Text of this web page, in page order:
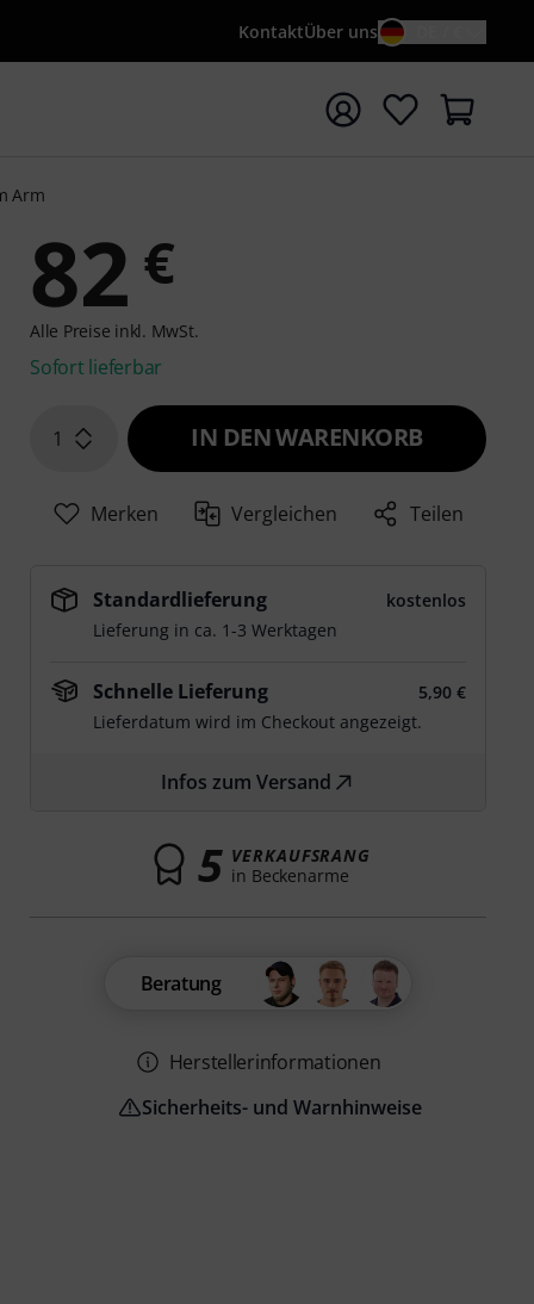
KontaktÜber uns
mit Suchwort {searchTerm} starten
Arm
82 €
Alle Preise inkl. MwSt.
Sofort lieferbar
1 IN DEN WARENKORB
Merken Vergleichen Teilen
Standardlieferung
kostenlos
Lieferung in ca. 1-3 Werktagen
Schnelle Lieferung
5,90 €
Lieferdatum wird im Checkout angezeigt.
Infos zum Versand
5 VERKAUFSRANG
in Beckenarme
Beratung
Herstellerinformationen
Sicherheits- und Warnhinweise